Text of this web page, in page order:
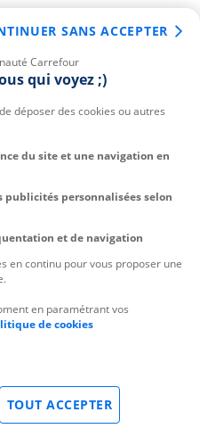
Carrefour
qui voyez ;)
déposer des cookies ou autres
du site et une navigation en
publicités personnalisées selon
et de navigation
en continu pour vous proposer une
en paramétrant vos
de cookies
TOUT ACCEPTER
SANS ACCEPTER